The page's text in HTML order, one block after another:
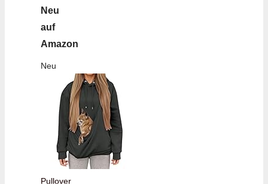
Neu
auf
Amazon
Neu
Pullover